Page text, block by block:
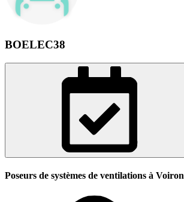
BOELEC38
Poseurs de systèmes de ventilations à Voiron